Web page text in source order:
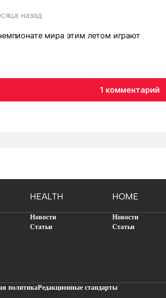
назад
мира этим летом играют
1 комментарий
HEALTH HOME
Новости
Статьи
Новости
Статьи
политикаРедакционные стандарты